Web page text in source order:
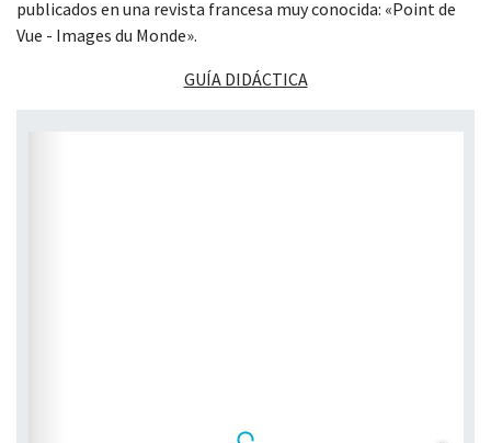
publicados en una revista francesa muy conocida: «Point de
Vue - Images du Monde».
GUÍA DIDÁCTICA